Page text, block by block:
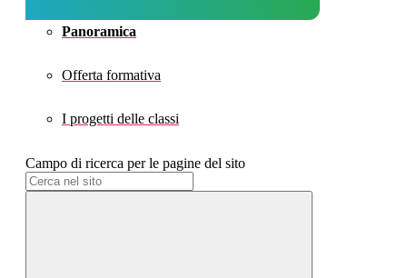
Panoramica
Offerta formativa
I progetti delle classi
Campo di ricerca per le pagine del sito